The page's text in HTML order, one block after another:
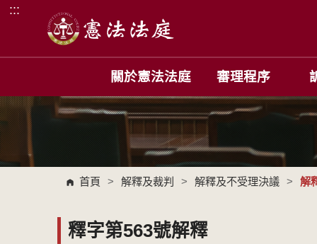
跳到主要內容區塊
:::
關於憲法法庭 審理程序
首頁 > 解釋及裁判 > 解釋及不受理決議 > 解
釋字第563號解釋